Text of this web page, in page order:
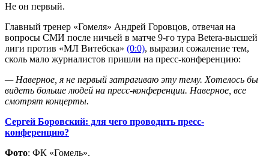
Не он первый.
Главный тренер «Гомеля» Андрей Горовцов, отвечая на
вопросы СМИ после ничьей в матче 9-го тура Betera-высшей
лиги против «МЛ Витебска» (0:0), выразил сожаление тем,
сколь мало журналистов пришли на пресс-конференцию:
— Наверное, я не первый затрагиваю эту тему. Хотелось бы
видеть больше людей на пресс-конференции. Наверное, все
смотрят концерты.
Сергей Боровский: для чего проводить пресс-
конференцию?
Фото: ФК «Гомель».